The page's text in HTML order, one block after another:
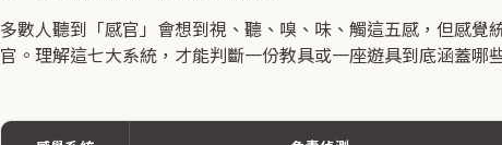
多數人聽到「感官」會想到視、聽、嗅、味、觸這五感，但感
官。理解這七大系統，才能判斷一份教具或一座遊具到底涵蓋哪